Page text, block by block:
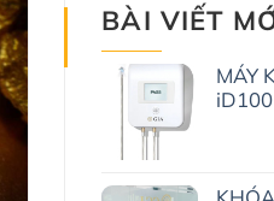
BÀI VIẾT
MÁY
iD100